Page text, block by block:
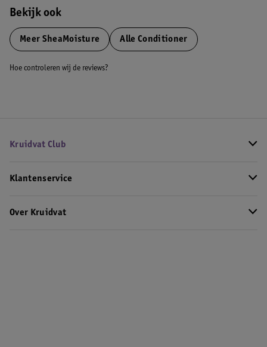
Bekijk ook
Meer SheaMoisture Alle Conditioner
Hoe controleren wij de reviews?
Kruidvat Club
Klantenservice
Over Kruidvat